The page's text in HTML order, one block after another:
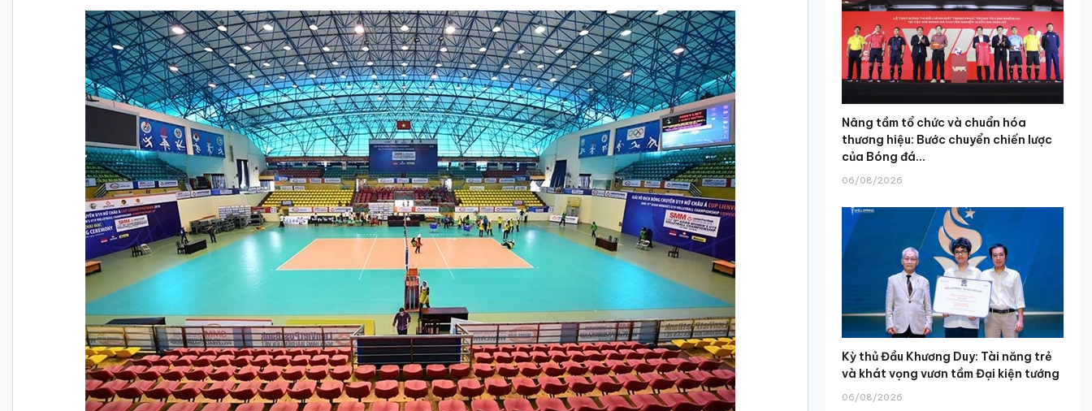
Nâng tầm tổ chức và chuẩn hóa
thương hiệu: Bước chuyển chiến lược
của Bóng đá...
06/08/2026
Kỳ thủ Đầu Khương Duy: Tài năng trẻ
và khát vọng vươn tầm Đại kiện tướng
06/08/2026